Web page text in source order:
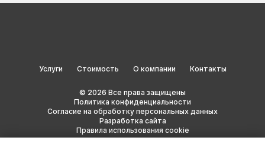
Услуги Стоимость О компании Контакты
© 2026 Все права защищены
Политика конфиденциальности
Согласие на обработку персональных данных
Разработка сайта
Правила использования cookie